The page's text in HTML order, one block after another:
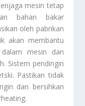
mesin tetap
bahan bakar
oleh pabrikan
akan membantu
mesin dan
Sistem pendingin
Pastikan tidak
dan bersihkan